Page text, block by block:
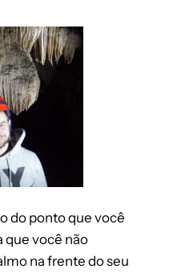
do ponto que você
que você não
na frente do seu